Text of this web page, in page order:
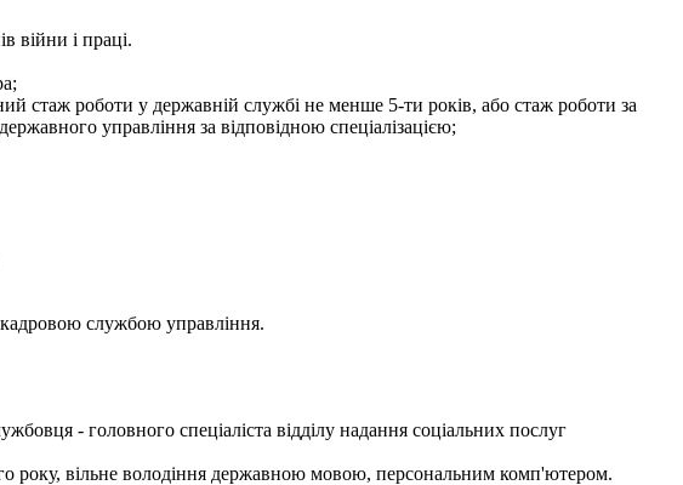
війни і праці.
стаж роботи у державній службі не менше 5-ти років, або стаж роботи за
управління за відповідною спеціалізацією;
кадровою службою управління.
- головного спеціаліста відділу надання соціальних послуг
року, вільне володіння державною мовою, персональним комп'ютером.